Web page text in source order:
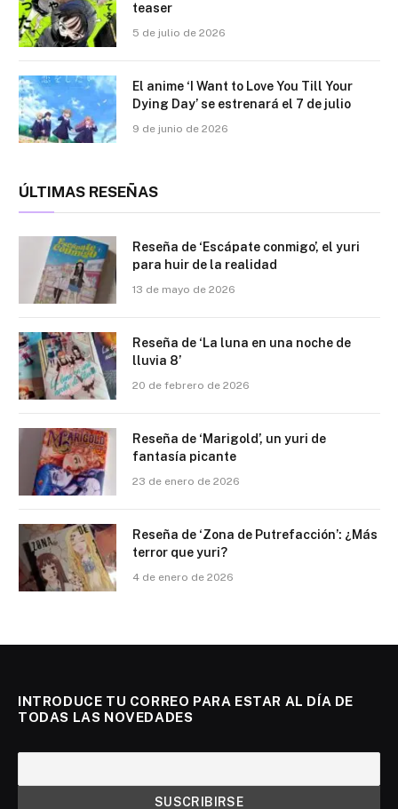
teaser
5 de julio de 2026
El anime ‘I Want to Love You Till Your
Dying Day’ se estrenará el 7 de julio
9 de junio de 2026
ÚLTIMAS RESEÑAS
Reseña de ‘Escápate conmigo’, el yuri
para huir de la realidad
13 de mayo de 2026
Reseña de ‘La luna en una noche de
lluvia 8’
20 de febrero de 2026
Reseña de ‘Marigold’, un yuri de
fantasía picante
23 de enero de 2026
Reseña de ‘Zona de Putrefacción’: ¿Más
terror que yuri?
4 de enero de 2026
INTRODUCE TU CORREO PARA ESTAR AL DÍA DE
TODAS LAS NOVEDADES